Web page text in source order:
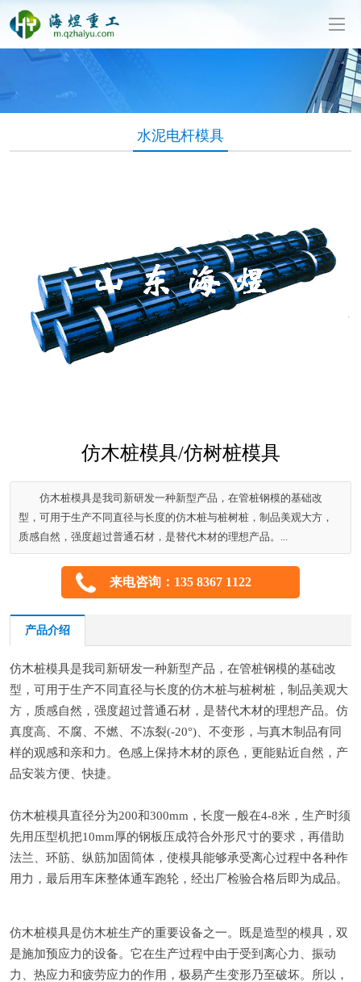
泥制管机生产厂家-山东海煜重工有限公司
水泥电杆模具
仿木桩模具/仿树桩模具
仿木桩模具是我司新研发一种新型产品，在管桩钢模的基础改
型，可用于生产不同直径与长度的仿木桩与桩树桩，制品美观大方，
质感自然，强度超过普通石材，是替代木材的理想产品。...
来电咨询：135 8367 1122
产品介绍
仿木桩模具是我司新研发一种新型产品，在管桩钢模的基础改
型，可用于生产不同直径与长度的仿木桩与桩树桩，制品美观大
方，质感自然，强度超过普通石材，是替代木材的理想产品。仿
真度高、不腐、不燃、不冻裂(-20°)、不变形，与真木制品有同
样的观感和亲和力。色感上保持木材的原色，更能贴近自然，产
品安装方便、快捷。
仿木桩模具直径分为200和300mm，长度一般在4-8米，生产时须
先用压型机把10mm厚的钢板压成符合外形尺寸的要求，再借助
法兰、环筋、纵筋加固筒体，使模具能够承受离心过程中各种作
用力，最后用车床整体通车跑轮，经出厂检验合格后即为成品。
仿木桩模具是仿木桩生产的重要设备之一。既是造型的模具，双
是施加预应力的设备。它在生产过程中由于受到离心力、振动
力、热应力和疲劳应力的作用，极易产生变形乃至破坏。所以，